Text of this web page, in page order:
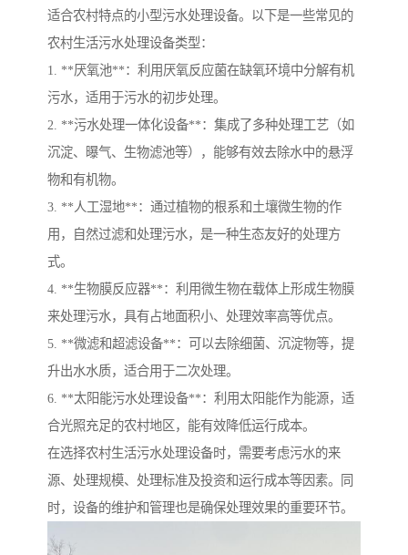
适合农村特点的小型污水处理设备。以下是一些常见的
农村生活污水处理设备类型：
1. **厌氧池**：利用厌氧反应菌在缺氧环境中分解有机
污水，适用于污水的初步处理。
2. **污水处理一体化设备**：集成了多种处理工艺（如
沉淀、曝气、生物滤池等），能够有效去除水中的悬浮
物和有机物。
3. **人工湿地**：通过植物的根系和土壤微生物的作
用，自然过滤和处理污水，是一种生态友好的处理方
式。
4. **生物膜反应器**：利用微生物在载体上形成生物膜
来处理污水，具有占地面积小、处理效率高等优点。
5. **微滤和超滤设备**：可以去除细菌、沉淀物等，提
升出水水质，适合用于二次处理。
6. **太阳能污水处理设备**：利用太阳能作为能源，适
合光照充足的农村地区，能有效降低运行成本。
在选择农村生活污水处理设备时，需要考虑污水的来
源、处理规模、处理标准及投资和运行成本等因素。同
时，设备的维护和管理也是确保处理效果的重要环节。